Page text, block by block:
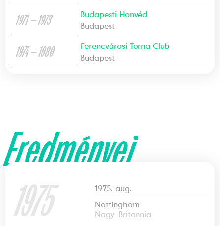
1971 — 1973
Budapesti Honvéd
Budapest
1974 — 1980
Ferencvárosi Torna Club
Budapest
Eredményei
1975
1975. aug.
Nottingham
Nagy-Britannia